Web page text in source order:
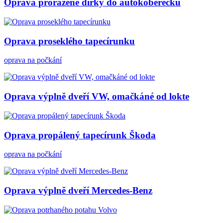
Oprava proražené dírky do autokoberečku
Oprava proseklého tapecírunku
oprava na počkání
Oprava výplně dveří VW, omačkáné od lokte
Oprava propálený tapecírunk Škoda
oprava na počkání
Oprava výplně dveří Mercedes-Benz